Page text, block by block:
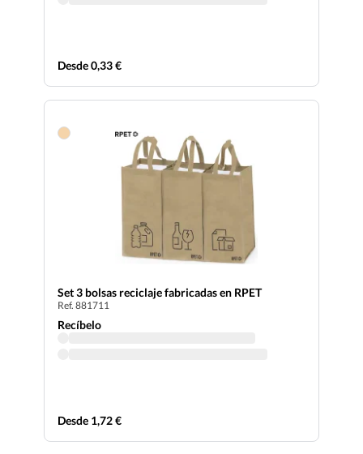
Desde 0,33 €
Set 3 bolsas reciclaje fabricadas en RPET
Ref. 881711
Recíbelo
Desde 1,72 €